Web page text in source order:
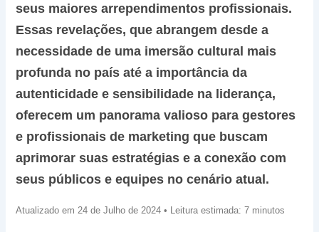
seus maiores arrependimentos profissionais.
Essas revelações, que abrangem desde a
necessidade de uma imersão cultural mais
profunda no país até a importância da
autenticidade e sensibilidade na liderança,
oferecem um panorama valioso para gestores
e profissionais de marketing que buscam
aprimorar suas estratégias e a conexão com
seus públicos e equipes no cenário atual.
Atualizado em 24 de Julho de 2024 • Leitura estimada: 7 minutos